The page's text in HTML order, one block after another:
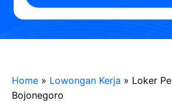
Home » Lowongan Kerja » Loker
Bojonegoro